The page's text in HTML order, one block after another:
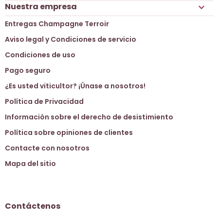
Nuestra empresa 
Entregas Champagne Terroir
Aviso legal y Condiciones de servicio
Condiciones de uso
Pago seguro
¿Es usted viticultor? ¡Únase a nosotros!
Política de Privacidad
Información sobre el derecho de desistimiento
Política sobre opiniones de clientes
Contacte con nosotros
Mapa del sitio
Contáctenos